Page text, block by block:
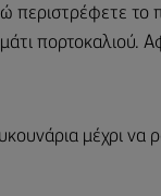
περιστρέφετε το
πορτοκαλιού.
μέχρι